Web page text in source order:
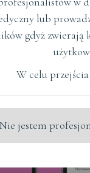
-
/ czas dla
koszty
M&A
eksperci w
lub
gdyż
W celu
Nie jestem